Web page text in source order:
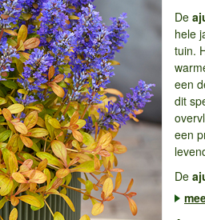
De a
hele
tuin.
een
dit
een
De a